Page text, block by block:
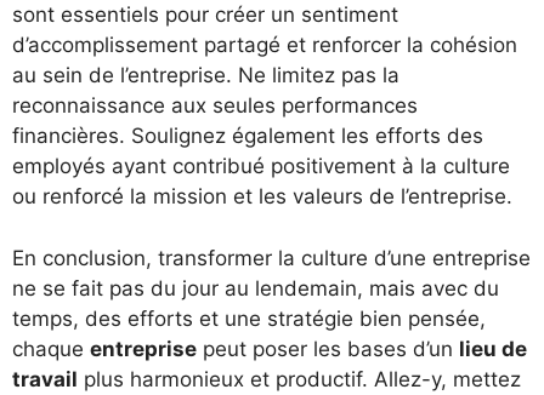
sont essentiels pour créer un sentiment
d’accomplissement partagé et renforcer la cohésion
au sein de l’entreprise. Ne limitez pas la
reconnaissance aux seules performances
financières. Soulignez également les efforts des
employés ayant contribué positivement à la culture
ou renforcé la mission et les valeurs de l’entreprise.
En conclusion, transformer la culture d’une entreprise
ne se fait pas du jour au lendemain, mais avec du
temps, des efforts et une stratégie bien pensée,
chaque entreprise peut poser les bases d’un lieu de
travail plus harmonieux et productif. Allez-y, mettez